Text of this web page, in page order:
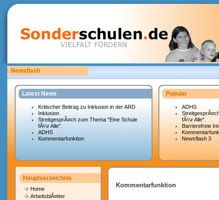
Newsflash
Bitte laden Sie eigene copyrightfreie Unterrichtsmaterialien hoch.
Latest News
Kritischer Beitrag zu Inklusion in der ARD
Inklusion
StreitgesprÃ¤ch zum Thema "Eine Schule
fÃ¼r Alle".
ADHS
Kommentarfunktion
Popular
ADHS
fÃ¼r Alle".
Barrierefreie
Newsflash 3
Hauptverzeichnis
Home
ArbeitsblÃ¤tter
Kommentarfunktion